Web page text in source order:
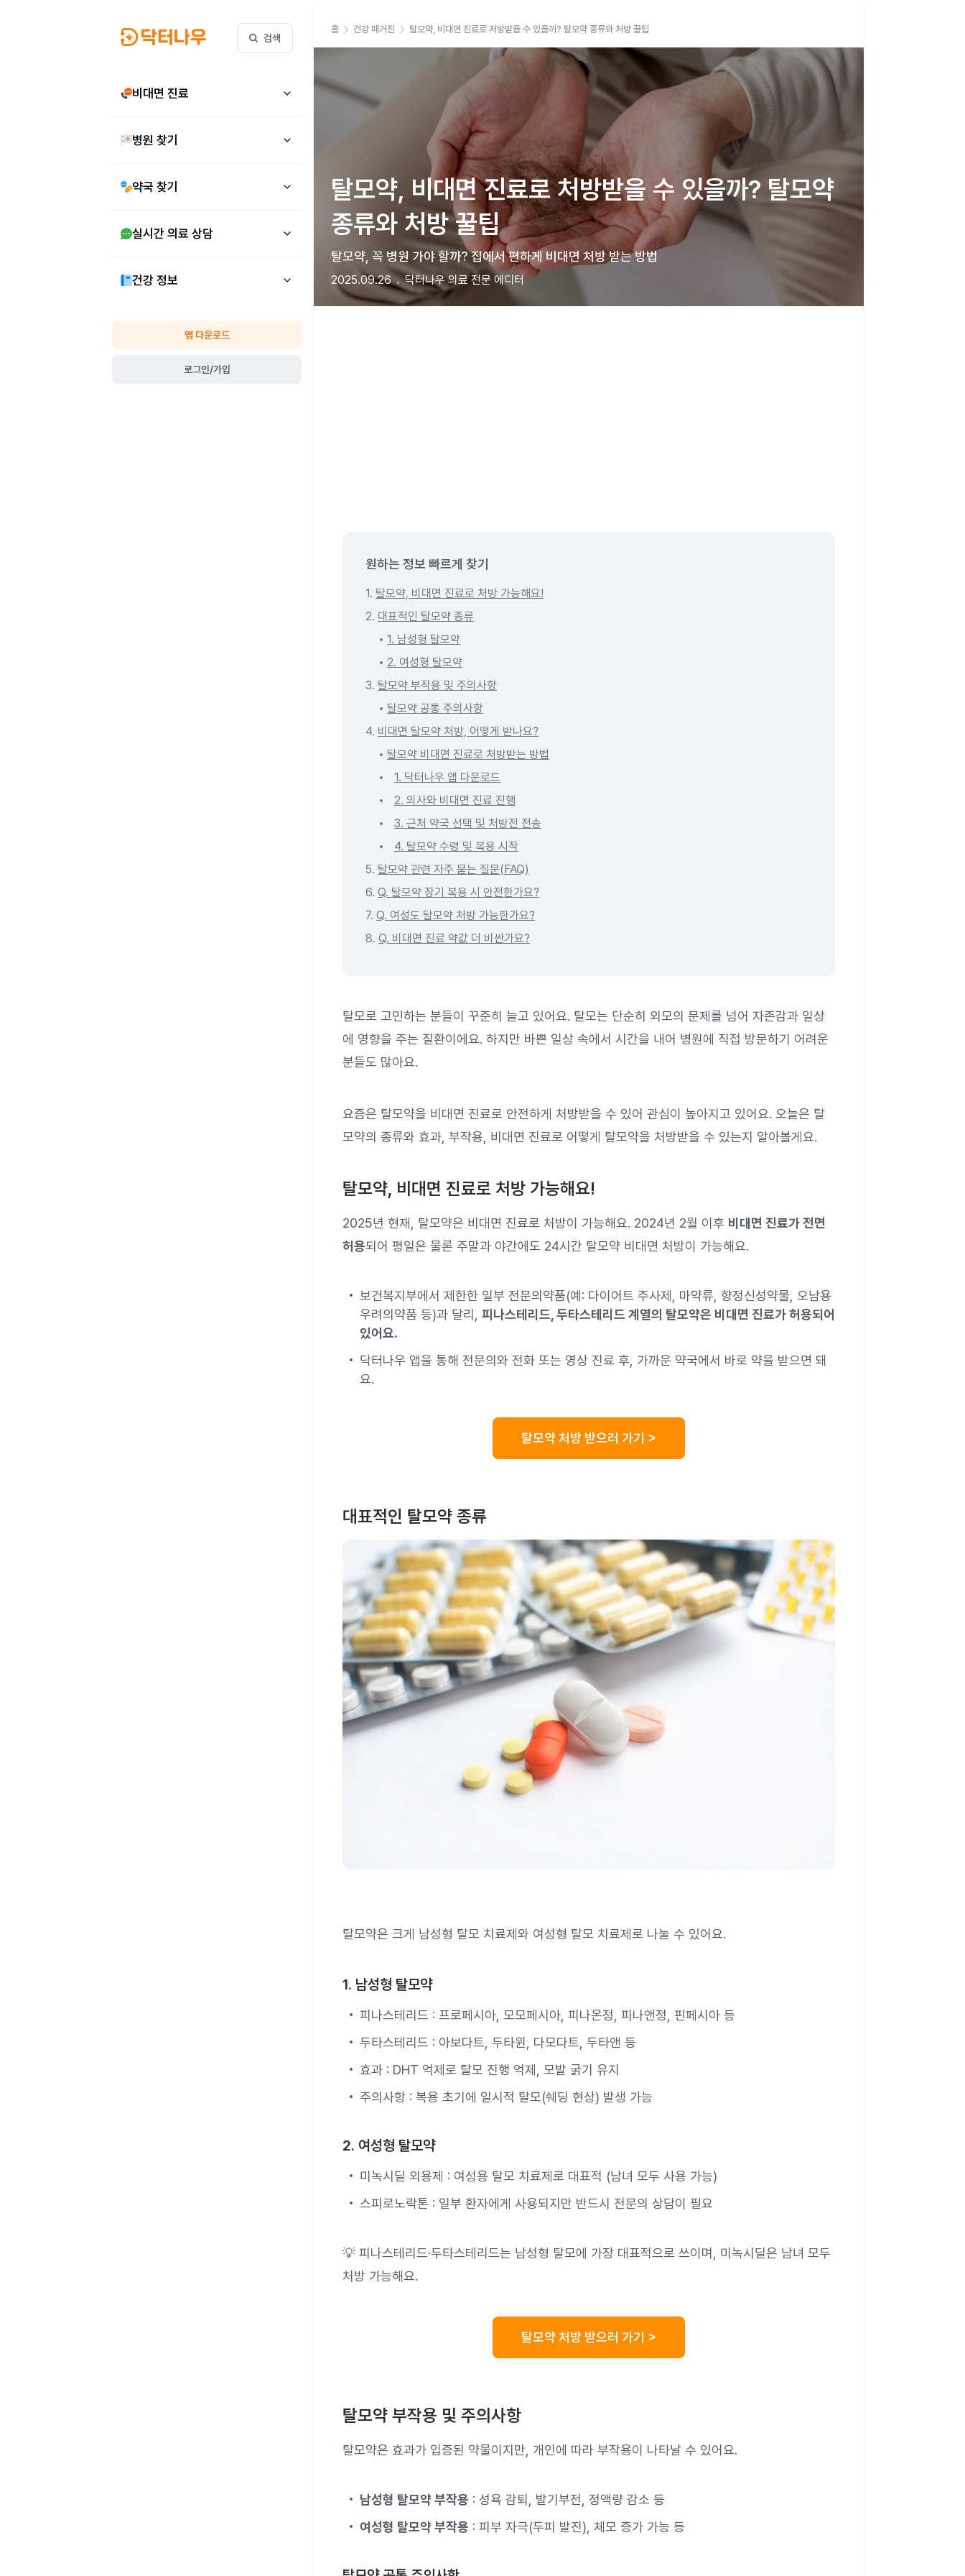
검색
비대면 진료
병원 찾기
약국 찾기
실시간 의료 상담
건강 정보
앱 다운로드
로그인/가입
홈 건강 매거진 탈모약, 비대면 진료로 처방받을 수 있을까? 탈모약 종류와 처방 꿀팁
탈모약, 비대면 진료로 처방받을 수 있을까? 탈모약
종류와 처방 꿀팁
탈모약, 꼭 병원 가야 할까? 집에서 편하게 비대면 처방 받는 방법
2025.09.26 닥터나우 의료 전문 에디터
원하는 정보 빠르게 찾기
1. 탈모약, 비대면 진료로 처방 가능해요!
2. 대표적인 탈모약 종류
1. 남성형 탈모약
2. 여성형 탈모약
3. 탈모약 부작용 및 주의사항
탈모약 공통 주의사항
4. 비대면 탈모약 처방, 어떻게 받나요?
탈모약 비대면 진료로 처방받는 방법
1. 닥터나우 앱 다운로드
2. 의사와 비대면 진료 진행
3. 근처 약국 선택 및 처방전 전송
4. 탈모약 수령 및 복용 시작
5. 탈모약 관련 자주 묻는 질문(FAQ)
6. Q. 탈모약 장기 복용 시 안전한가요?
7. Q. 여성도 탈모약 처방 가능한가요?
8. Q. 비대면 진료 약값 더 비싼가요?
탈모로 고민하는 분들이 꾸준히 늘고 있어요. 탈모는 단순히 외모의 문제를 넘어 자존감과 일상
에 영향을 주는 질환이에요. 하지만 바쁜 일상 속에서 시간을 내어 병원에 직접 방문하기 어려운
분들도 많아요.
요즘은 탈모약을 비대면 진료로 안전하게 처방받을 수 있어 관심이 높아지고 있어요. 오늘은 탈
모약의 종류와 효과, 부작용, 비대면 진료로 어떻게 탈모약을 처방받을 수 있는지 알아볼게요.
탈모약, 비대면 진료로 처방 가능해요!
2025년 현재, 탈모약은 비대면 진료로 처방이 가능해요. 2024년 2월 이후 비대면 진료가 전면
허용되어 평일은 물론 주말과 야간에도 24시간 탈모약 비대면 처방이 가능해요.
보건복지부에서 제한한 일부 전문의약품(예: 다이어트 주사제, 마약류, 향정신성약물, 오남용
우려의약품 등)과 달리, 피나스테리드, 두타스테리드 계열의 탈모약은 비대면 진료가 허용되어
있어요.
닥터나우 앱을 통해 전문의와 전화 또는 영상 진료 후, 가까운 약국에서 바로 약을 받으면 돼
요.
탈모약 처방 받으러 가기 >
대표적인 탈모약 종류
탈모약은 크게 남성형 탈모 치료제와 여성형 탈모 치료제로 나눌 수 있어요.
1. 남성형 탈모약
피나스테리드 : 프로페시아, 모모페시아, 피나온정, 피나앤정, 핀페시아 등
두타스테리드 : 아보다트, 두타윈, 다모다트, 두타앤 등
효과 : DHT 억제로 탈모 진행 억제, 모발 굵기 유지
주의사항 : 복용 초기에 일시적 탈모(쉐딩 현상) 발생 가능
2. 여성형 탈모약
미녹시딜 외용제 : 여성용 탈모 치료제로 대표적 (남녀 모두 사용 가능)
스피로노락톤 : 일부 환자에게 사용되지만 반드시 전문의 상담이 필요
💡 피나스테리드·두타스테리드는 남성형 탈모에 가장 대표적으로 쓰이며, 미녹시딜은 남녀 모두
처방 가능해요.
탈모약 처방 받으러 가기 >
탈모약 부작용 및 주의사항
탈모약은 효과가 입증된 약물이지만, 개인에 따라 부작용이 나타날 수 있어요.
남성형 탈모약 부작용 : 성욕 감퇴, 발기부전, 정액량 감소 등
여성형 탈모약 부작용 : 피부 자극(두피 발진), 체모 증가 가능 등